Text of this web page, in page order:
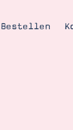
Bestellen